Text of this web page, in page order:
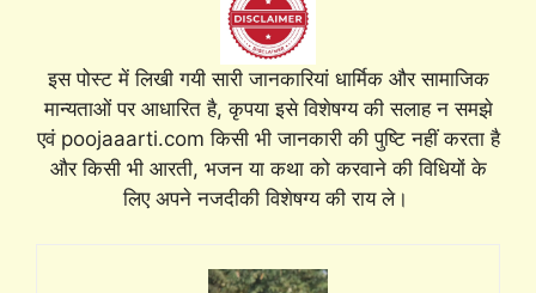
इस पोस्ट में लिखी गयी सारी जानकारियां धार्मिक और सामाजिक
मान्यताओं पर आधारित है, कृपया इसे विशेषग्य की सलाह न समझे
एवं poojaaarti.com किसी भी जानकारी की पुष्टि नहीं करता है
और किसी भी आरती, भजन या कथा को करवाने की विधियों के
लिए अपने नजदीकी विशेषग्य की राय ले।